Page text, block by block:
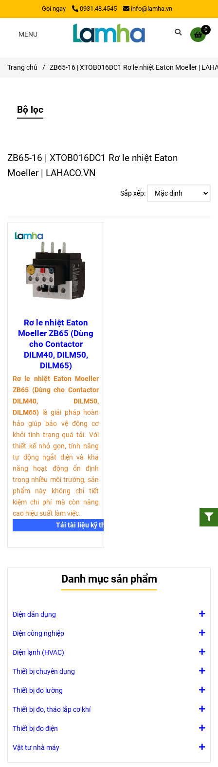
Gọi ngay 0931.48.4545 info@lamha.vn
0
MENU
Trang chủ / ZB65-16 | XTOB016DC1 Rơ le nhiệt Eaton Moeller |
Bộ lọc
ZB65-16 | XTOB016DC1 Rơ le nhiệt Eaton
Moeller | LAHACO.VN
Sắp xếp:
Rơ le nhiệt Eaton
Moeller ZB65 (Dùng
cho Contactor
DILM40, DILM50,
DILM65)
Rơ le nhiệt Eaton Moeller
ZB65 (Dùng cho Contactor
DILM40, DILM50,
DILM65) là giải pháp hoàn
hảo giúp bảo vệ động cơ
khỏi tình trạng quá tải. Với
thiết kế nhỏ gọn, tính năng
tự động ngắt điện và khả
năng hoạt động ổn định
trong nhiều môi trường, sản
phẩm này không chỉ tiết
kiệm chi phí mà còn nâng
cao hiệu suất làm việc.
Tải tài liệu kỹ thuật
Danh mục sản phẩm
Điện dân dụng
Điện công nghiệp
Điện lạnh (HVAC)
Thiết bị chuyên dụng
Thiết bị đo lường
Thiết bị đo, tháo lắp cơ khí
Thiết bị đo điện
Vật tư nhà máy